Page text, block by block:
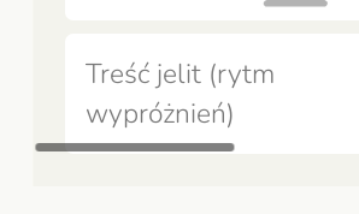
Treść jelit (rytm
wypróżnień)